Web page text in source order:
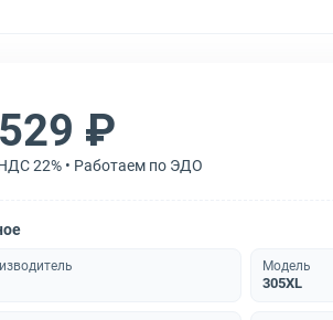
₽
22% • Работаем по ЭДО
Модель
305XL